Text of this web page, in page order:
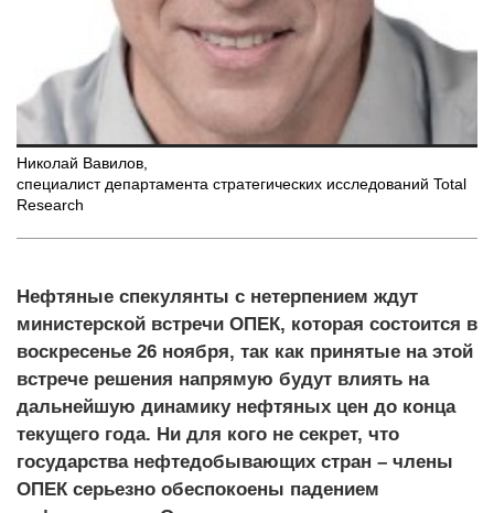
Николай Вавилов
специалист департамента стратегических исследований Total
Research
Нефтяные спекулянты с нетерпением ждут
министерской встречи ОПЕК, которая состоится в
воскресенье 26 ноября, так как принятые на этой
встрече решения напрямую будут влиять на
дальнейшую динамику нефтяных цен до конца
текущего года. Ни для кого не секрет, что
государства нефтедобывающих стран – члены
ОПЕК серьезно обеспокоены падением